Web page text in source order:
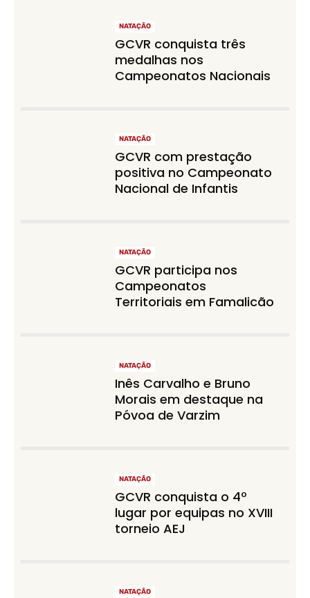
NATAÇÃO
GCVR conquista três
medalhas nos
Campeonatos Nacionais
NATAÇÃO
GCVR com prestação
positiva no Campeonato
Nacional de Infantis
NATAÇÃO
GCVR participa nos
Campeonatos
Territoriais em Famalicão
NATAÇÃO
Inês Carvalho e Bruno
Morais em destaque na
Póvoa de Varzim
NATAÇÃO
GCVR conquista o 4º
lugar por equipas no XVIII
torneio AEJ
NATAÇÃO